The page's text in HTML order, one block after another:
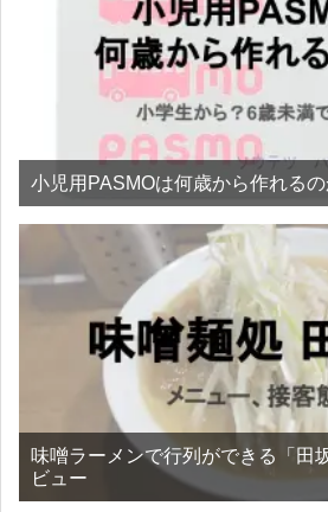
小児用PASMOは何歳から作れるの
味噌ラーメンで行列ができる「田
ビュー